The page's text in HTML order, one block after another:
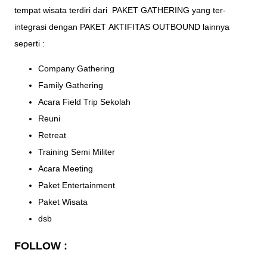
tempat wisata terdiri dari PAKET GATHERING yang ter-
integrasi dengan PAKET AKTIFITAS OUTBOUND lainnya
seperti :
Company Gathering
Family Gathering
Acara Field Trip Sekolah
Reuni
Retreat
Training Semi Militer
Acara Meeting
Paket Entertainment
Paket Wisata
dsb
FOLLOW :